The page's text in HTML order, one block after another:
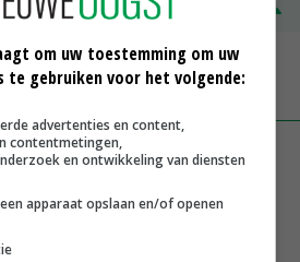
€ 345,00
MEER MARKTPRIJZEN
Europese melkprijs daalt licht in
bestrijkt hele
om uw toestemming om uw
te gebruiken voor het volgende:
advertenties en content,
contentmetingen,
en ontwikkeling van diensten
apparaat opslaan en/of openen